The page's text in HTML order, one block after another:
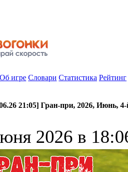
Об игре Словари Статистика Рейтинг
21:05] Гран-при, 2026, Июнь,
2026 в